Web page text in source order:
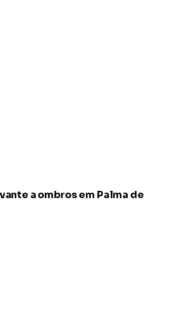
a ombros em Palma de